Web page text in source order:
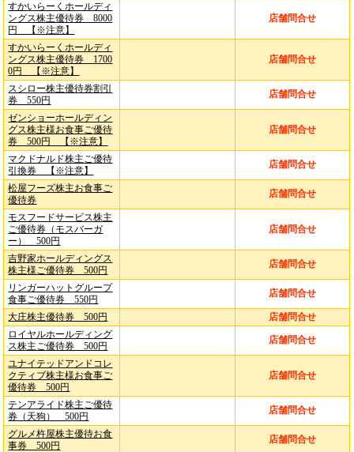
すかいらーくホールディ
ングス株主優待券 8000
円 【※注意】
店舗問合せ
すかいらーくホールディ
ングス株主優待券 1700
0円 【※注意】
店舗問合せ
スシロー株主優待券割引
券 550円
店舗問合せ
ゼンショーホールディン
グス株主様お食事ご優待
券 500円 【※注意】
店舗問合せ
マクドナルド株主ご優待
引換券 【※注意】
店舗問合せ
松屋フーズ株主お食事ご
優待券
店舗問合せ
モスフードサービス株主
ご優待券（モスバーガ
ー） 500円
店舗問合せ
吉野家ホールディングス
株主様ご優待券 500円
店舗問合せ
リンガーハットグループ
食事ご優待券 550円
店舗問合せ
大庄株主優待券 500円
店舗問合せ
ロイヤルホールディング
ス株主ご優待券 500円
店舗問合せ
ユナイテッドアンドコレ
クティブ株主様お食事ご
優待券 500円
店舗問合せ
テンアライド株主ご優待
券（天狗） 500円
店舗問合せ
グルメ杵屋株主優待お食
事券 500円
店舗問合せ